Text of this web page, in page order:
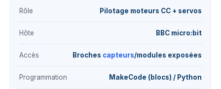
Rôle Pilotage moteurs CC + servos
Hôte BBC micro:bit
Accès Broches capteurs/modules exposées
Programmation MakeCode (blocs) / Python